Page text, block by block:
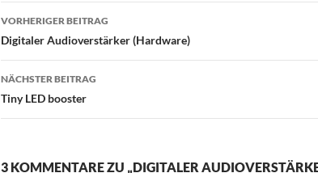
Beitragsnavigation
VORHERIGER BEITRAG
Digitaler Audioverstärker (Hardware)
NÄCHSTER BEITRAG
Tiny LED booster
3 KOMMENTARE ZU „DIGITALER